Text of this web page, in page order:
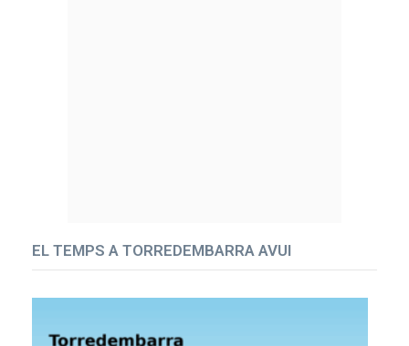
EL TEMPS A TORREDEMBARRA AVUI